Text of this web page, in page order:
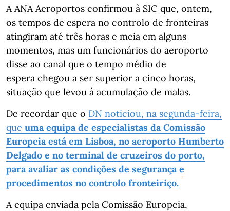
A ANA Aeroportos confirmou à SIC que, ontem,
os tempos de espera no controlo de fronteiras
atingiram até três horas e meia em alguns
momentos, mas um funcionários do aeroporto
disse ao canal que o tempo médio de
espera chegou a ser superior a cinco horas,
situação que levou à acumulação de malas.
De recordar que o DN noticiou, na segunda-feira,
que uma equipa de especialistas da Comissão
Europeia está em Lisboa, no aeroporto Humberto
Delgado e no terminal de cruzeiros do porto,
para avaliar as condições de segurança e
procedimentos no controlo fronteiriço.
A equipa enviada pela Comissão Europeia,